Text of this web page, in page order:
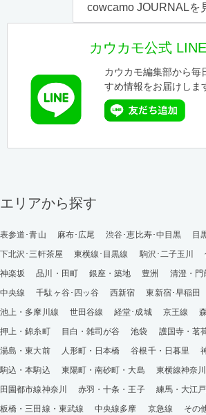
cowcamo JOURNALを
カウカモ公式
カウカモ編集部から毎
すめ情報をお届けしま
エリアから探す
表参道･青山 麻布･広尾 渋谷･恵比寿･中目黒
目
下北沢･三軒茶屋
東横線･目黒線 駒沢･二子玉川
神楽坂
品川・田町 銀座・築地 豊洲 清澄・門
中央線
千駄ヶ谷･四ッ谷 西新宿 東新宿･早稲田
池上・多摩川線
世田谷線 経堂･成城 京王線
押上・錦糸町
目白・雑司が谷 池袋 護国寺・茗
湯島・東大前
人形町・日本橋 谷根千・日暮里
駒込・本駒込
東陽町・南砂町・大島 東横線神奈川
田園都市線神奈川
赤羽・十条・王子
練馬・大江
板橋・三田線・東武線
中央線多摩 京急線 その